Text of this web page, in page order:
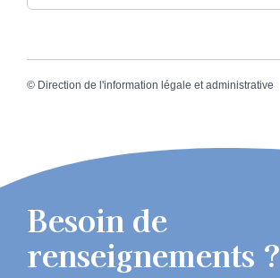
© Direction de l'information légale et administrative
Besoin de
renseignements ?